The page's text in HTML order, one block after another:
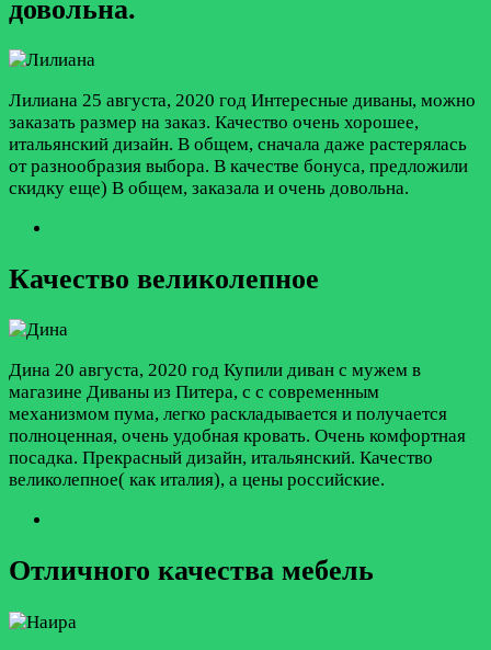
довольна.
Лилиана 25 августа, 2020 год Интересные диваны, можно
заказать размер на заказ. Качество очень хорошее,
итальянский дизайн. В общем, сначала даже растерялась
от разнообразия выбора. В качестве бонуса, предложили
скидку еще) В общем, заказала и очень довольна.
Качество великолепное
Дина 20 августа, 2020 год Купили диван с мужем в
магазине Диваны из Питера, с с современным
механизмом пума, легко раскладывается и получается
полноценная, очень удобная кровать. Очень комфортная
посадка. Прекрасный дизайн, итальянский. Качество
великолепное( как италия), а цены российские.
Отличного качества мебель